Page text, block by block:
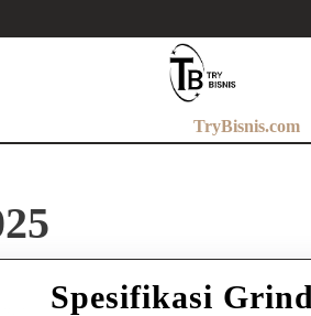
TryBisnis.com
Spesifikasi